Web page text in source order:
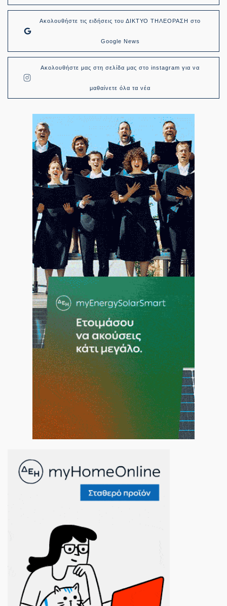
Ακολουθήστε τις ειδήσεις του ΔΙΚΤΥΟ ΤΗΛΕΟΡΑΣΗ στο
Google News
Ακολουθήστε μας στη σελίδα μας στο instagram για να
μαθαίνετε όλα τα νέα